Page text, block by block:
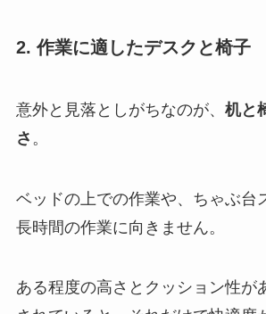
2. 作業に適したデスクと椅子
意外と見落としがちなのが、 机と
さ 。
ベッドの上での作業や、ちゃぶ台
長時間の作業に向きません。
ある程度の高さとクッション性が